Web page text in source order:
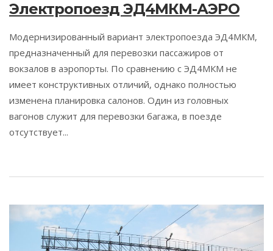
Электропоезд ЭД4МКМ-АЭРО
Модернизированный вариант электропоезда ЭД4МКМ,
предназначенный для перевозки пассажиров от
вокзалов в аэропорты. По сравнению с ЭД4МКМ не
имеет конструктивных отличий, однако полностью
изменена планировка салонов. Один из головных
вагонов служит для перевозки багажа, в поезде
отсутствует...